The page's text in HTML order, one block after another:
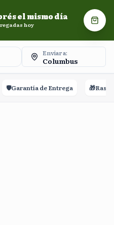
frescas entregadas
el mismo día
hoy
Enviar a:
Columbus
🛡️Garantía de Entrega 🎁